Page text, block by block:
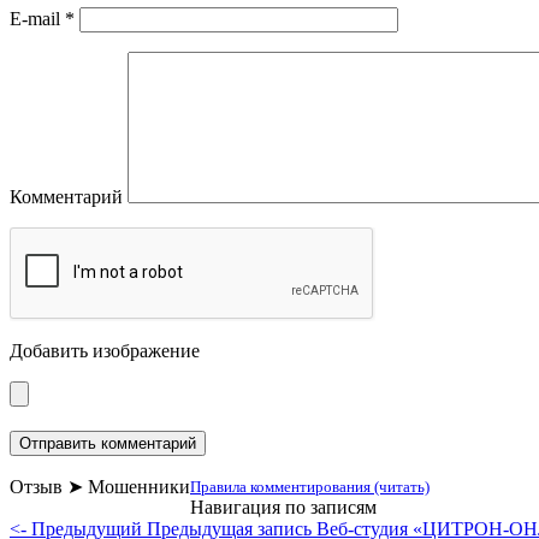
E-mail *
Комментарий
Добавить изображение
Правила комментирования (читать)
Отзыв ➤ Мошенники
Навигация по записям
<- Предыдущий Предыдущая запись Веб-студия «ЦИТРОН-